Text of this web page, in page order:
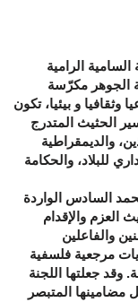
السامية الرامية
الجوهر مكرّسة
وثقافيا و بيئيا، تكون
الحثيث المتدرج
والديمقراطية
للبلاد، والحكامة
السادس الواردة
العزم والإقدام
والفاعلين
مرجعية فلسفية
وقد جعلتها اللجنة
مضامينها المتبصر